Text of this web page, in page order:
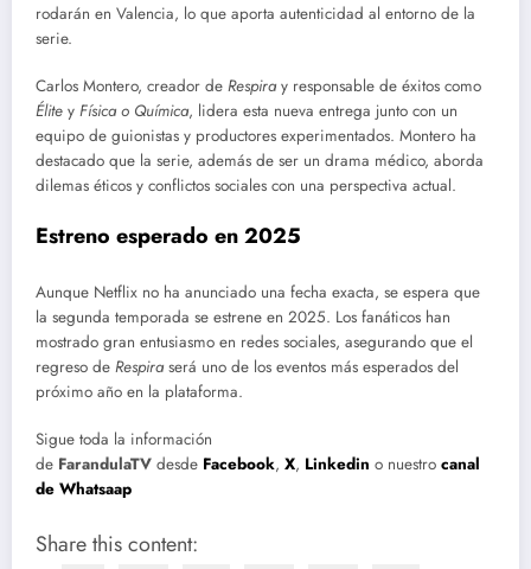
rodarán en Valencia, lo que aporta autenticidad al entorno de la
serie.
Carlos Montero, creador de Respiray responsable de éxitos como
Élite y Física o Química, lidera esta nueva entrega junto con un
equipo de guionistas y productores experimentados. Montero ha
destacado que la serie, además de ser un drama médico, aborda
dilemas éticos y conflictos sociales con una perspectiva actual.
Estreno esperado en 2025
Aunque Netflix no ha anunciado una fecha exacta, se espera que
la segunda temporada se estrene en 2025. Los fanáticos han
mostrado gran entusiasmo en redes sociales, asegurando que el
regreso de Respiraserá uno de los eventos más esperados del
próximo año en la plataforma.
Sigue toda la información
de FarandulaTV desde Facebook, X, Linkedin o nuestro canal
de Whatsaap
Share this content: